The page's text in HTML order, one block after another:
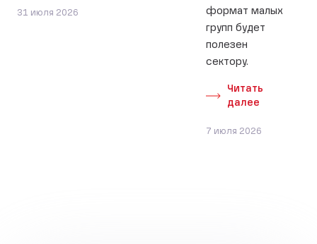
31 июля 2026
формат малых
групп будет
полезен
сектору.
Читать
далее
7 июля 2026